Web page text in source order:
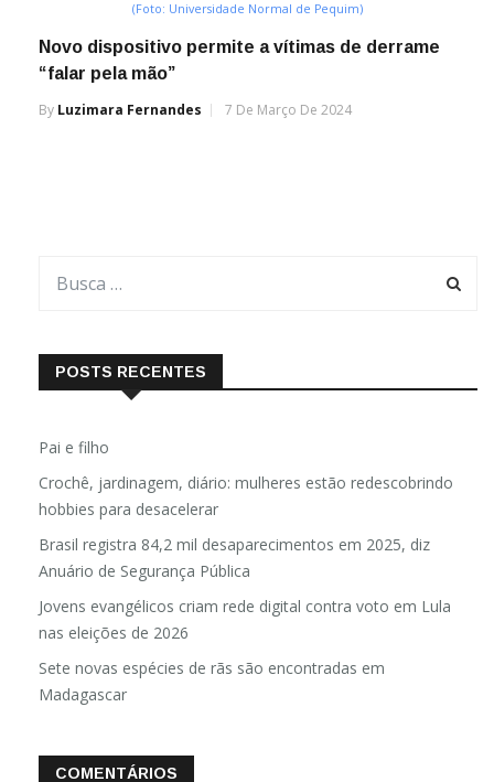
(Foto: Universidade Normal de Pequim)
Novo dispositivo permite a vítimas de derrame
“falar pela mão”
By Luzimara Fernandes 7 De Março De 2024
POSTS RECENTES
Pai e filho
Crochê, jardinagem, diário: mulheres estão redescobrindo
hobbies para desacelerar
Brasil registra 84,2 mil desaparecimentos em 2025, diz
Anuário de Segurança Pública
Jovens evangélicos criam rede digital contra voto em Lula
nas eleições de 2026
Sete novas espécies de rãs são encontradas em
Madagascar
COMENTÁRIOS